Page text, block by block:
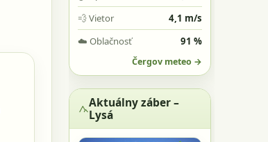
💨Vietor
4,1 m/s
☁️ Oblačnosť 91 %
Čergov meteo →
Aktuálny záber –
Lysá